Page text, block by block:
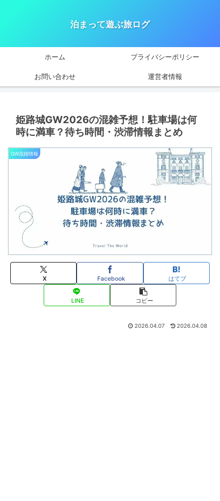
泊まって遊ぶ旅ログ
ホーム プライバシーポリシー
お問い合わせ 運営者情報
姫路城GW2026の混雑予想！駐車場は何
時に満車？待ち時間・渋滞情報まとめ
GW混雑情報
X Facebook はてブ
LINE コピー
2026.04.07 2026.04.08